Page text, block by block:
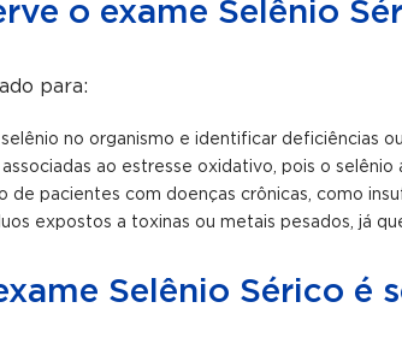
o exame Selênio
para:
no organismo e identificar deficiências
ao estresse oxidativo, pois o selênio
de pacientes com doenças crônicas, como
expostos a toxinas ou metais pesados, já
Selênio Sérico é